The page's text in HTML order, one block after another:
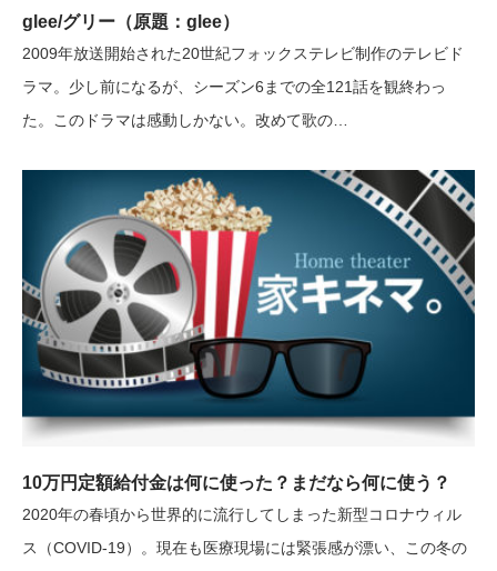
glee/グリー（原題：glee）
2009年放送開始された20世紀フォックステレビ制作のテレビド
ラマ。少し前になるが、シーズン6までの全121話を観終わっ
た。このドラマは感動しかない。改めて歌の…
10万円定額給付金は何に使った？まだなら何に使う？
2020年の春頃から世界的に流行してしまった新型コロナウィル
ス（COVID-19）。現在も医療現場には緊張感が漂い、この冬の